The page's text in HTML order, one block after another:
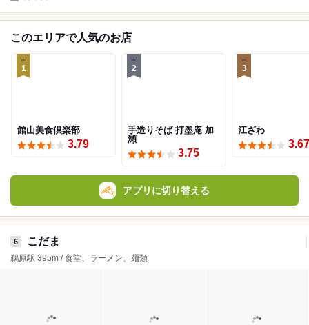
このエリアで人気のお店
1
館山美食倶楽部
3.79
2
手造りそば 打墨庵 加
瀬
3.75
3
江ざわ
3.67
アプリに切り替える
6 こだま
鵜原駅 395m / 食堂、ラーメン、麺類